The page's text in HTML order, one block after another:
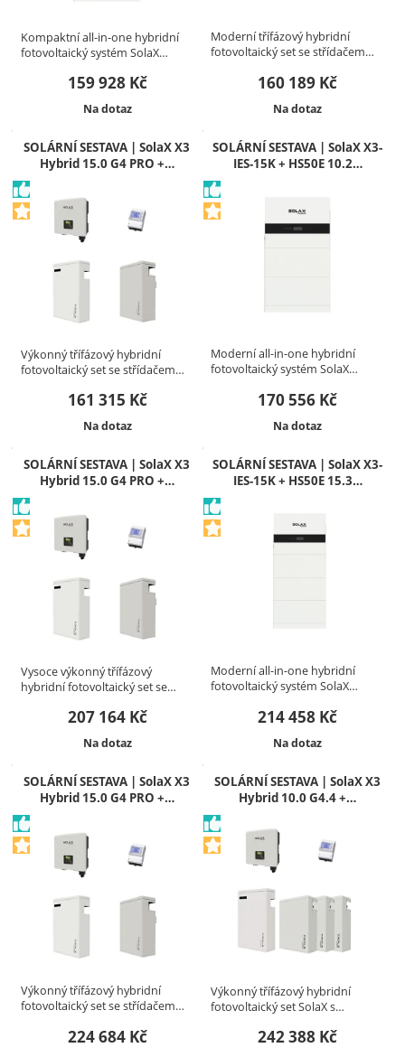
Kompaktní all-in-one hybridní
fotovoltaický systém SolaX…
159 928 Kč
Dostupnost:
Na dotaz
Moderní třífázový hybridní
fotovoltaický set se střídačem…
160 189 Kč
Dostupnost:
Na dotaz
SOLÁRNÍ SESTAVA | SolaX X3
Hybrid 15.0 G4 PRO +…
Výkonný třífázový hybridní
fotovoltaický set se střídačem…
161 315 Kč
Dostupnost:
Na dotaz
SOLÁRNÍ SESTAVA | SolaX X3-
IES-15K + HS50E 10.2…
Moderní all-in-one hybridní
fotovoltaický systém SolaX…
170 556 Kč
Dostupnost:
Na dotaz
SOLÁRNÍ SESTAVA | SolaX X3
Hybrid 15.0 G4 PRO +…
Vysoce výkonný třífázový
hybridní fotovoltaický set se…
207 164 Kč
Dostupnost:
Na dotaz
SOLÁRNÍ SESTAVA | SolaX X3-
IES-15K + HS50E 15.3…
Moderní all-in-one hybridní
fotovoltaický systém SolaX…
214 458 Kč
Dostupnost:
Na dotaz
SOLÁRNÍ SESTAVA | SolaX X3
Hybrid 15.0 G4 PRO +…
Výkonný třífázový hybridní
fotovoltaický set se střídačem…
224 684 Kč
SOLÁRNÍ SESTAVA | SolaX X3
Hybrid 10.0 G4.4 +…
Výkonný třífázový hybridní
fotovoltaický set SolaX s…
242 388 Kč